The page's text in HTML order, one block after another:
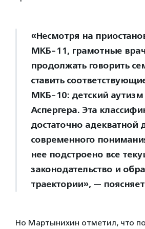
«Несмотря на
МКБ-11, грамотные
продолжать говорить
ставить
МКБ-10: детский
Аспергера. Эта
достаточно адекватной
современного
нее подстроено все
законодательство и
траектории», —
Но Мартынихин отметил, что